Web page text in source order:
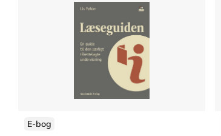
E-bog